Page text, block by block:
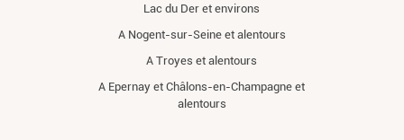
Lac du Der et environs
A Nogent-sur-Seine et alentours
A Troyes et alentours
A Epernay et Châlons-en-Champagne et
alentours